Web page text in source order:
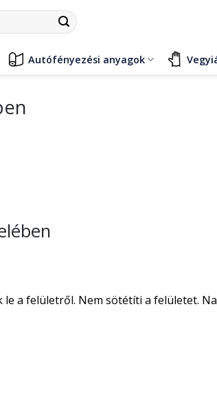
Autófényezési anyagok
a felületről. Nem sötétíti a felületet.